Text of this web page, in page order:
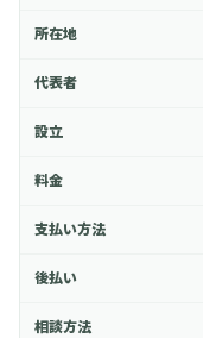
所在地
代表者
設立
料金
支払い方法
後払い
相談方法